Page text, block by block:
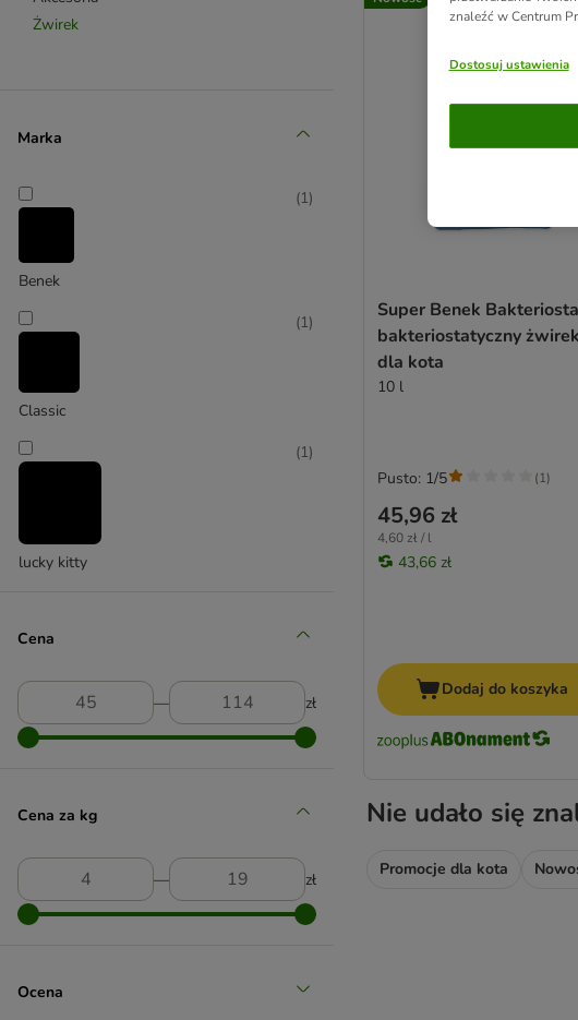
Żwirek
Marka
Benek
(1)
Classic
(1)
lucky kitty
(1)
Cena
― zł
Cena za kg
― zł
Ocena
Super Benek
bakteriostatyczny żwirek
dla kota
10 l
45,96 zł
4,60 zł / l
43,66 zł
Pusto: 1/5 (1)
Dodaj do koszyka
Nie udało się
Promocje dla kota
znaleźć w Centrum
Dostosuj ustawienia